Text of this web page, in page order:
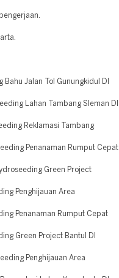
Jalan Tol Gunungkidul DI
Lahan Tambang Sleman DI
Reklamasi Tambang
Penanaman Rumput Cepat
Green Project
Penghijauan Area
Penanaman Rumput Cepat
Green Project Bantul DI
Penghijauan Area